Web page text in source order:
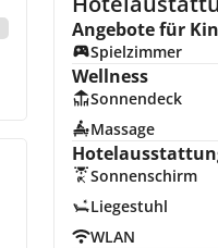
Angebote für
Spielzimmer
Wellness
Sonnendeck
Massage
Sonnenschirm
Liegestuhl
WLAN